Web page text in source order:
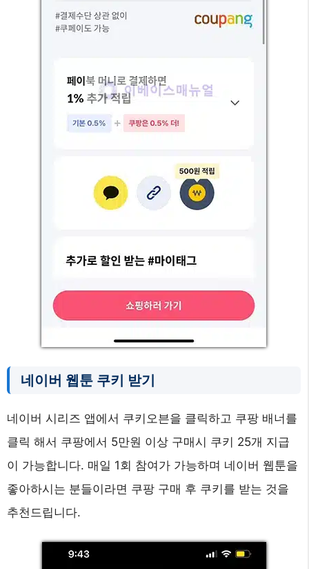
네이버 웹툰 쿠키 받기
네이버 시리즈 앱에서 쿠키오븐을 클릭하고 쿠팡 배너를
클릭 해서 쿠팡에서 5만원 이상 구매시 쿠키 25개 지급
이 가능합니다. 매일 1회 참여가 가능하며 네이버 웹툰을
좋아하시는 분들이라면 쿠팡 구매 후 쿠키를 받는 것을
추천드립니다.